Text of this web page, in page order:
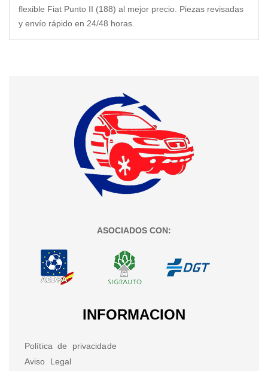
flexible Fiat Punto II (188) al mejor precio. Piezas revisadas
y envío rápido en 24/48 horas.
ASOCIADOS CON:
INFORMACION
Política de privacidade
Aviso Legal